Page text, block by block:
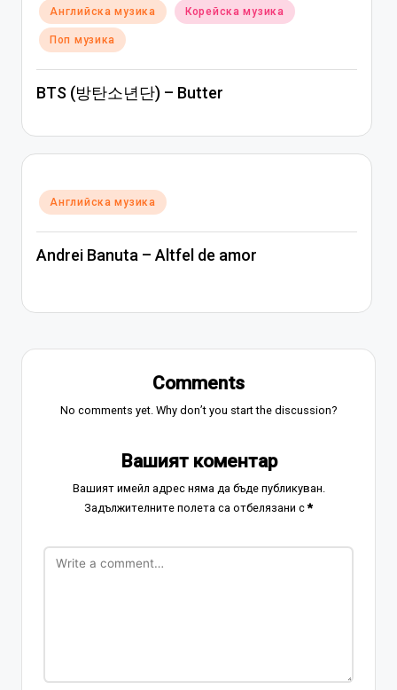
Posted
in
Английска музика Корейска музика
Поп музика
BTS (방탄소년단) – Butter
Posted
in
Английска музика
Andrei Banuta – Altfel de amor
Comments
No comments yet. Why don’t you start the discussion?
Вашият коментар
Вашият имейл адрес няма да бъде публикуван.
Задължителните полета са отбелязани с*